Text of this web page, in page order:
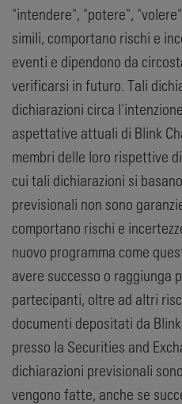
"intendere", "potere",
simili, comportano rischi e
eventi e dipendono da
verificarsi in futuro. Tali
dichiarazioni circa
aspettative attuali di Blink
membri delle loro rispettive
cui tali dichiarazioni si
previsionali non sono
comportano rischi e
nuovo programma come
avere successo o raggiunga
partecipanti, oltre ad altri
documenti depositati da
presso la Securities and
dichiarazioni previsionali
vengono fatte, anche se